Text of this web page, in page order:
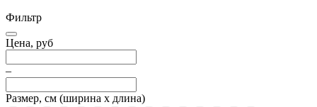
Фильтр
Цена, руб
–
Размер, см (ширина х длина)